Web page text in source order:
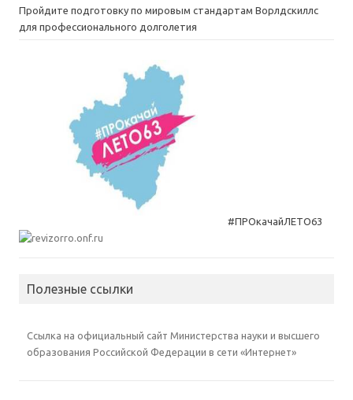
Пройдите подготовку по мировым стандартам Ворлдскиллс
для профессионального долголетия
#ПРОкачайЛЕТО63
Полезные ссылки
Ссылка на официальный сайт Министерства науки и высшего
образования Российской Федерации в сети «Интернет»